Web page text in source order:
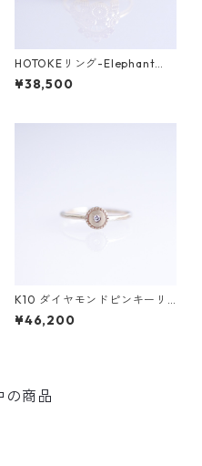
HOTOKEリング-Elephant
（象）-
¥38,500
K10 ダイヤモンドピンキーリ
ング/BRAH(ブラフ)
¥46,200
の商品